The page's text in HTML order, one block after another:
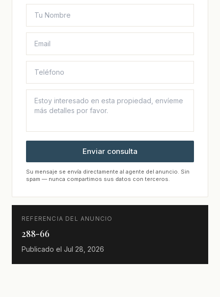
Enviar consulta
Su mensaje se envía directamente al agente del anuncio. Sin
spam — nunca compartimos sus datos con terceros.
REFERENCIA DEL ANUNCIO
288-66
Publicado el Jul 28, 2026